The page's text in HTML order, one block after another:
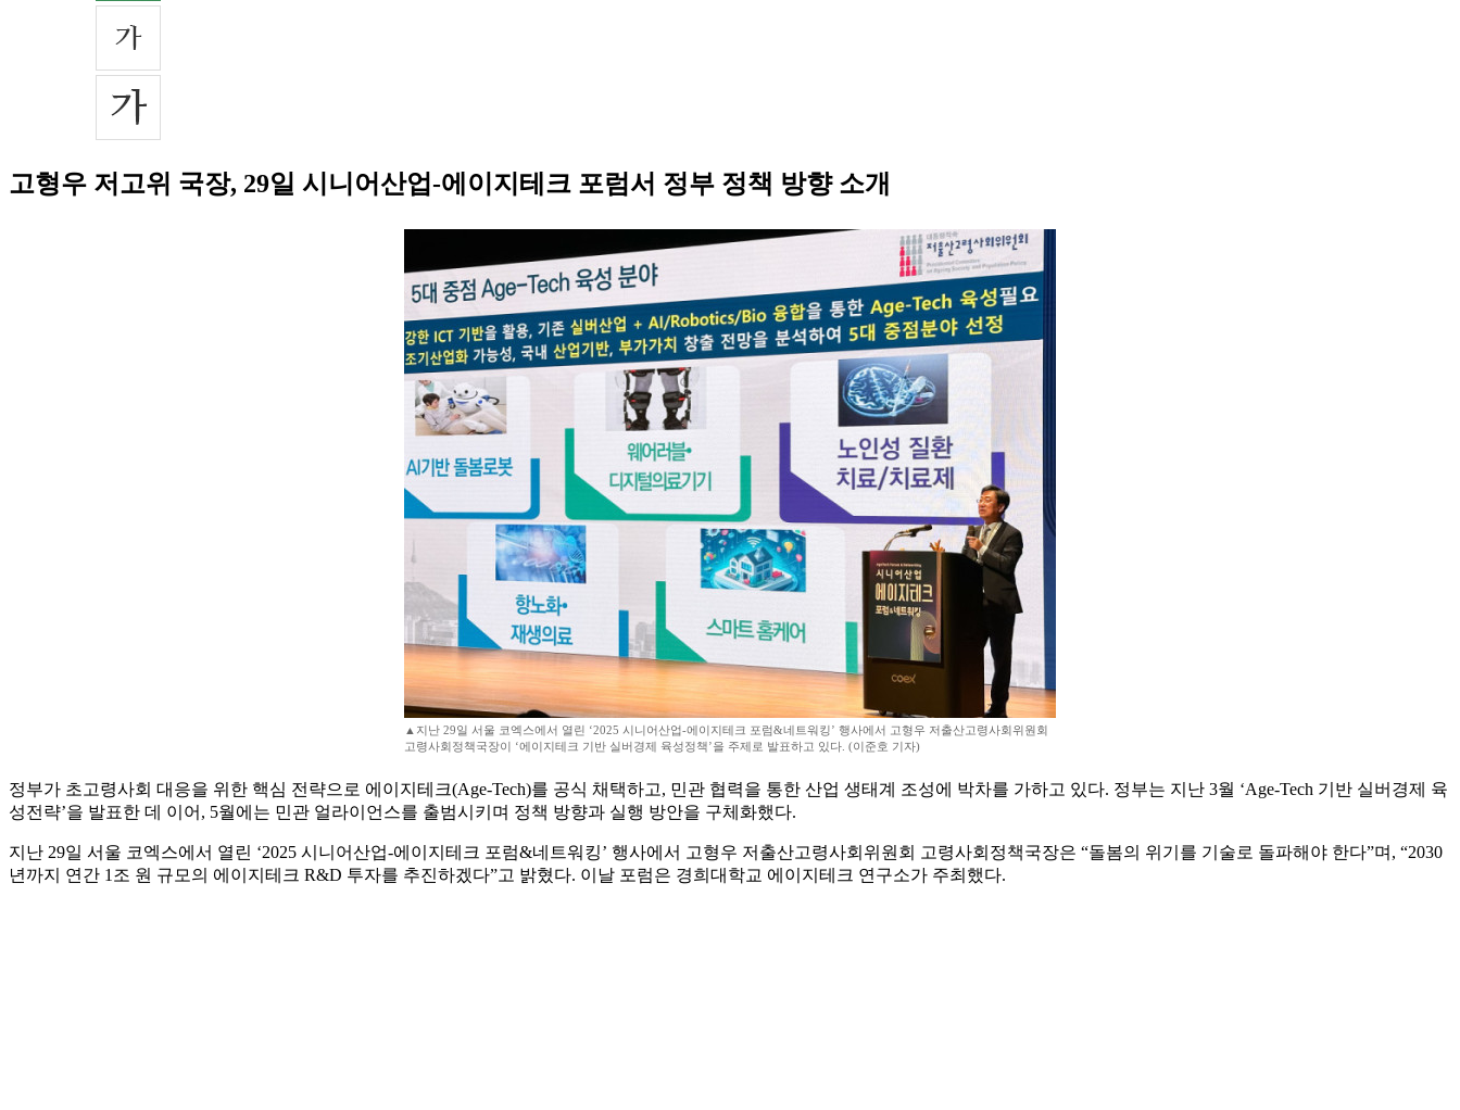
고형우 저고위 국장, 29일 시니어산업-에이지테크 포럼서 정부 정책 방향 소개
▲지난 29일 서울 코엑스에서 열린 ‘2025 시니어산업-에이지테크 포럼&네트워킹’ 행사에서 고형우 저출산고령사회위원회
고령사회정책국장이 ‘에이지테크 기반 실버경제 육성정책’을 주제로 발표하고 있다. (이준호 기자)
정부가 초고령사회 대응을 위한 핵심 전략으로 에이지테크(Age-Tech)를 공식 채택하고, 민관 협력을 통한 산업 생태계 조성에 박차를 가하고 있다. 정부는 지난 3월 ‘Age-Tech 기반 실버경제 육
성전략’을 발표한 데 이어, 5월에는 민관 얼라이언스를 출범시키며 정책 방향과 실행 방안을 구체화했다.
지난 29일 서울 코엑스에서 열린 ‘2025 시니어산업-에이지테크 포럼&네트워킹’ 행사에서 고형우 저출산고령사회위원회 고령사회정책국장은 “돌봄의 위기를 기술로 돌파해야 한다”며, “2030
년까지 연간 1조 원 규모의 에이지테크 R&D 투자를 추진하겠다”고 밝혔다. 이날 포럼은 경희대학교 에이지테크 연구소가 주최했다.